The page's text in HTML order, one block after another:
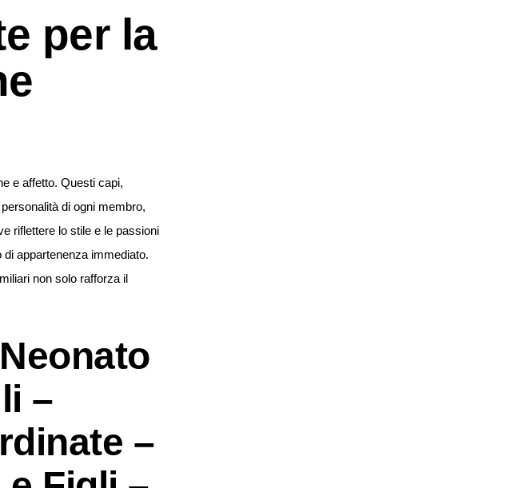
per la
e affetto. Questi capi,
di ogni membro,
riflettere lo stile e le passioni
appartenenza immediato.
non solo rafforza il
–
–